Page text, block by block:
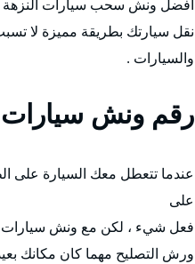
أفضل ونش سحب سيارات النزهة
نقل سيارتك بطريقة مميزة لا
والسيارات .
رقم ونش سيارات
عندما تتعطل معك السيارة على
على
فعل شيء ، لكن مع ونش سيارات
ورش التصليح مهما كان مكانك